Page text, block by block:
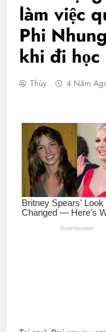
làm việc
Phi
khi đi học
Thùy 4 Năm